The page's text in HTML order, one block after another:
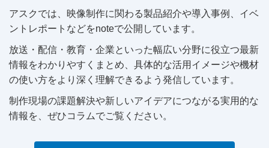
アスクでは、映像制作に関わる製品紹介や導入事例、イベ
ントレポートなどをnoteで公開しています。
放送・配信・教育・企業といった幅広い分野に役立つ最新
情報をわかりやすくまとめ、具体的な活用イメージや機材
の使い方をより深く理解できるよう発信しています。
制作現場の課題解決や新しいアイデアにつながる実用的な
情報を、ぜひコラムでご覧ください。